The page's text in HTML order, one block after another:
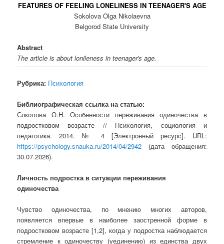
FEATURES OF FEELING LONELINESS IN TEENAGER'S AGE
Sokolova Olga Nikolaevna
Belgorod State University
Abstract
The article is about lonileness in teenager's age.
Рубрика: Психология
Библиографическая ссылка на статью:
Соколова О.Н. Особенности переживания одиночества в
подростковом возрасте // Психология, социология и
педагогика. 2014. № 4 [Электронный ресурс]. URL:
https://psychology.snauka.ru/2014/04/2942 (дата обращения:
30.07.2026).
Личность подростка в ситуации переживания
одиночества
Чувство одиночества, по мнению многих авторов,
появляется впервые в наиболее заостренной форме в
подростковом возрасте [1,2], когда у подростка наблюдается
стремление к одиночеству (уединению) из единства двух